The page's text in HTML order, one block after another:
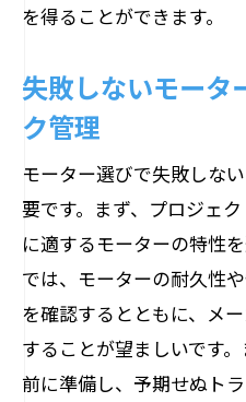
を得ることができます。
失敗しないモータ
ク管理
モーター選びで失敗しな
要です。まず、プロジェ
に適するモーターの特性
では、モーターの耐久性
を確認するとともに、メ
することが望ましいです
前に準備し、予期せぬト